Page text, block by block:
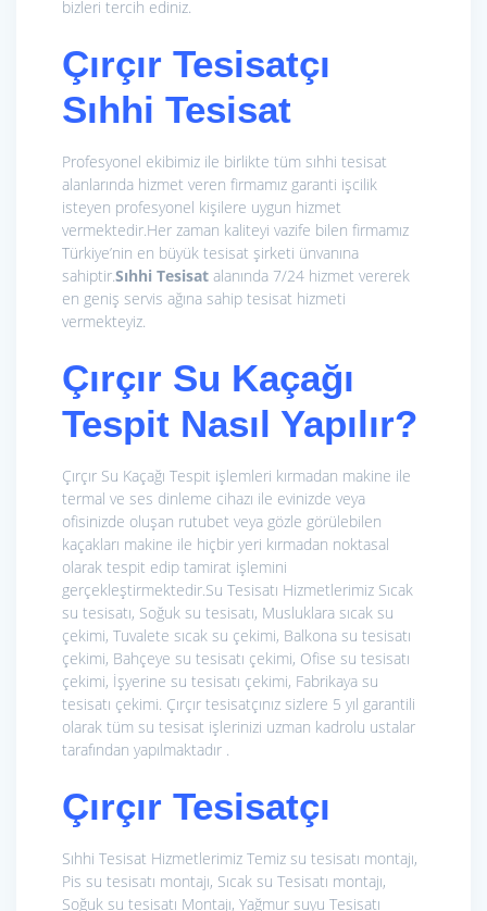
bizleri tercih ediniz.
Çırçır Tesisatçı
Sıhhi Tesisat
Profesyonel ekibimiz ile birlikte tüm sıhhi tesisat
alanlarında hizmet veren firmamız garanti işcilik
isteyen profesyonel kişilere uygun hizmet
vermektedir.Her zaman kaliteyi vazife bilen firmamız
Türkiye’nin en büyük tesisat şirketi ünvanına
sahiptir.Sıhhi Tesisat alanında 7/24 hizmet vererek
en geniş servis ağına sahip tesisat hizmeti
vermekteyiz.
Çırçır Su Kaçağı
Tespit Nasıl Yapılır?
Çırçır Su Kaçağı Tespit işlemleri kırmadan makine ile
termal ve ses dinleme cihazı ile evinizde veya
ofisinizde oluşan rutubet veya gözle görülebilen
kaçakları makine ile hiçbir yeri kırmadan noktasal
olarak tespit edip tamirat işlemini
gerçekleştirmektedir.Su Tesisatı Hizmetlerimiz Sıcak
su tesisatı, Soğuk su tesisatı, Musluklara sıcak su
çekimi, Tuvalete sıcak su çekimi, Balkona su tesisatı
çekimi, Bahçeye su tesisatı çekimi, Ofise su tesisatı
çekimi, İşyerine su tesisatı çekimi, Fabrikaya su
tesisatı çekimi. Çırçır tesisatçınız sizlere 5 yıl garantili
olarak tüm su tesisat işlerinizi uzman kadrolu ustalar
tarafından yapılmaktadır .
Çırçır Tesisatçı
Sıhhi Tesisat Hizmetlerimiz Temiz su tesisatı montajı,
Pis su tesisatı montajı, Sıcak su Tesisatı montajı,
Soğuk su tesisatı Montajı, Yağmur suyu Tesisatı